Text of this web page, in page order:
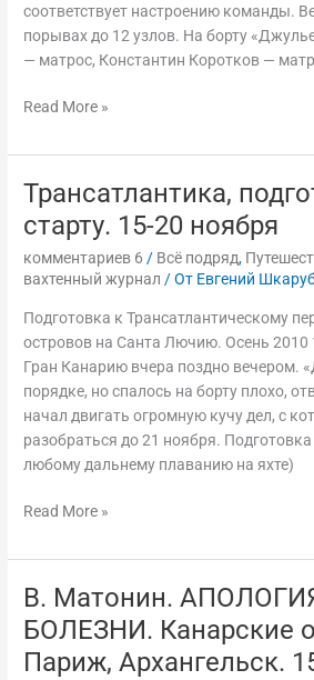
соответствует настроению команды.
порывах до 12 узлов. На борту
— матрос, Константин Коротков —
Read More »
Трансатлантика,
старту. 15-20 ноября
комментариев 6 / Всё подряд,
вахтенный журнал / От Евгений
Подготовка к Трансатлантическому
островов на Санта Лючию. Осень 2010
Гран Канарию вчера поздно вечером.
порядке, но спалось на борту плохо,
начал двигать огромную кучу дел, с
разобраться до 21 ноября. Подготовка
любому дальнему плаванию на яхте)
Трансатлантика,
подготовка
к
старту.
15-
20
ноября
Read More »
В. Матонин.
БОЛЕЗНИ. Канарские
Париж, Архангельск.
В.
Матонин.
АПОЛОГИЯ
МОРСКОЙ